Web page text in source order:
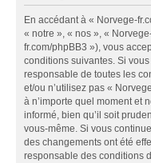
En accédant à « Norvege-
« notre », « nos », «
fr.com/phpBB3 »), vous
conditions suivantes. Si
responsable de toutes les
et/ou n’utilisez pas «
à n’importe quel moment et
informé, bien qu’il soit
vous-même. Si vous
des changements ont été
responsable des conditions